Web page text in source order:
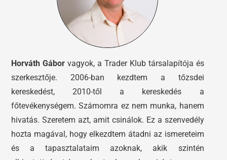
Horváth Gábor vagyok, a Trader Klub társalapítója és
szerkesztője. 2006-ban kezdtem a tőzsdei
kereskedést, 2010-től a kereskedés a
főtevékenységem. Számomra ez nem munka, hanem
hivatás. Szeretem azt, amit csinálok. Ez a szenvedély
hozta magával, hogy elkezdtem átadni az ismereteim
és a tapasztalataim azoknak, akik szintén